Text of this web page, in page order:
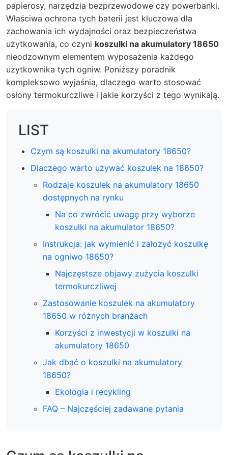
papierosy, narzędzia bezprzewodowe czy powerbanki.
Właściwa ochrona tych baterii jest kluczowa dla
zachowania ich wydajności oraz bezpieczeństwa
użytkowania, co czyni koszulki na akumulatory 18650
nieodzownym elementem wyposażenia każdego
użytkownika tych ogniw. Poniższy poradnik
kompleksowo wyjaśnia, dlaczego warto stosować
osłony termokurczliwe i jakie korzyści z tego wynikają.
LIST
Czym są koszulki na akumulatory 18650?
Dlaczego warto używać koszulek na 18650?
Rodzaje koszulek na akumulatory 18650
dostępnych na rynku
Na co zwrócić uwagę przy wyborze
koszulki na akumulator 18650?
Instrukcja: jak wymienić i założyć koszulkę
na ogniwo 18650?
Najczęstsze objawy zużycia koszulki
termokurczliwej
Zastosowanie koszulek na akumulatory
18650 w różnych branżach
Korzyści z inwestycji w koszulki na
akumulatory 18650
Jak dbać o koszulki na akumulatory
18650?
Ekologia i recykling
FAQ – Najczęściej zadawane pytania